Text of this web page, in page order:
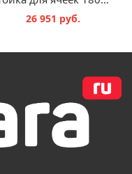
26 951 руб.